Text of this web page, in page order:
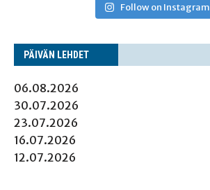
Follow on Instagram
PÄI­VÄN LEHDET
06.08.2026
30.07.2026
23.07.2026
16.07.2026
12.07.2026